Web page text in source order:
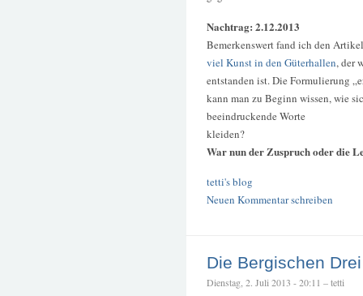
Nachtrag: 2.12.2013
Bemerkenswert fand ich den
viel Kunst in den Güterhallen, der
entstanden ist. Die Formulierung
kann man zu Beginn wissen, wie
beeindruckende Worte
kleiden?
War nun der Zuspruch oder die
tetti's blog
Neuen Kommentar schreiben
Die Bergischen Drei
Dienstag, 2. Juli 2013 - 20:11 – tetti